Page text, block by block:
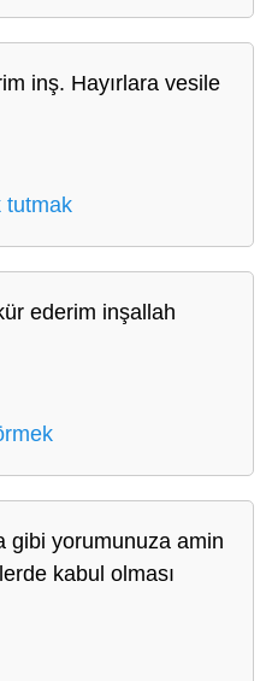
inş. Hayırlara vesile
tutmak
ederim inşallah
gibi yorumunuza amin
kabul olması